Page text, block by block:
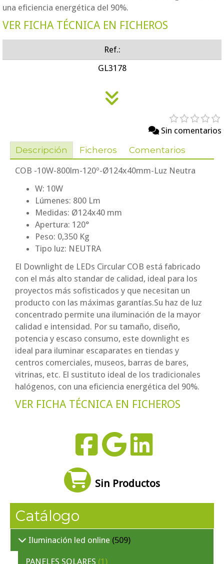
una eficiencia energética del 90%.
VER FICHA TÉCNICA EN FICHEROS
Ref.:
GL3178
Sin comentarios
Descripción
Ficheros Comentarios
COB -10W-800lm-120º-Ø124x40mm-Luz Neutra
W: 10W
Lúmenes: 800 Lm
Medidas: Ø124x40 mm
Apertura: 120°
Peso: 0,350 Kg
Tipo luz: NEUTRA
El Downlight de LEDs Circular COB está fabricado
con el más alto standar de calidad, ideal para los
proyectos más sofisticados y que necesitan un
producto con las máximas garantías.Su haz de luz
concentrado permite una iluminación de la mayor
calidad e intensidad. Por su tamaño, diseño,
potencia y escaso consumo, este downlight es
ideal para iluminar escaparates en tiendas y
centros comerciales, museos, barras de bares,
vitrinas, etc. El sustituto ideal de los tradicionales
halógenos, con una eficiencia energética del 90%.
VER FICHA TÉCNICA EN FICHEROS
Sin Productos
Catálogo
Iluminación led online (509)
PANELES SOLARES (1)